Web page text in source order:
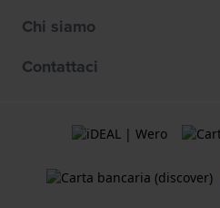
Chi siamo
Contattaci